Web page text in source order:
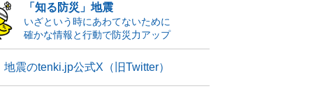
「知る防災」地震
いざという時にあわてないために
確かな情報と行動で防災力アップ
地震のtenki.jp公式X（旧Twitter）